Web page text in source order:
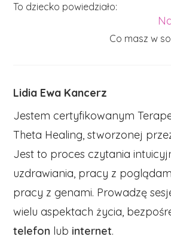
articles
To dziecko powiedziało:
Co masz w
Lidia Ewa Kancerz
Jestem certyfikowanym
Theta Healing, stworzonej
Jest to proces czytania
uzdrawiania, pracy z
pracy z genami. Prowadzę
wielu aspektach życia,
telefon lub internet.